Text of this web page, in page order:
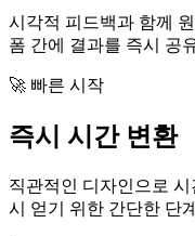
시각적 피드백과 함께
폼 간에 결과를 즉시 공
🚀 빠른 시작
즉시 시간 변환
직관적인 디자인으로
시 얻기 위한 간단한 단